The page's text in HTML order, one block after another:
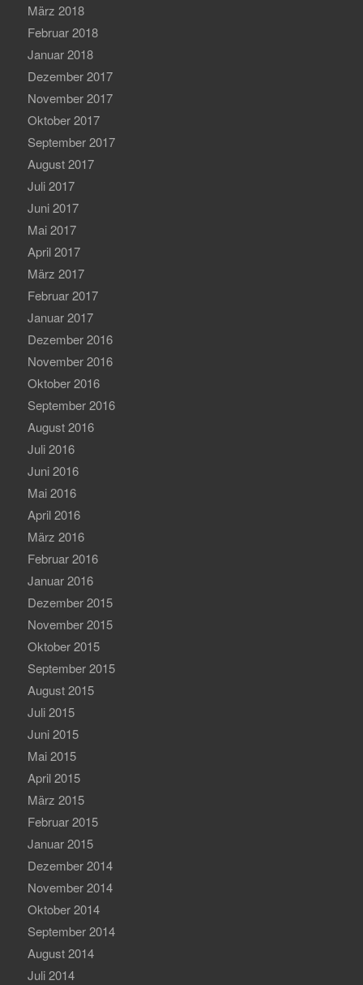
März 2018
Februar 2018
Januar 2018
Dezember 2017
November 2017
Oktober 2017
September 2017
August 2017
Juli 2017
Juni 2017
Mai 2017
April 2017
März 2017
Februar 2017
Januar 2017
Dezember 2016
November 2016
Oktober 2016
September 2016
August 2016
Juli 2016
Juni 2016
Mai 2016
April 2016
März 2016
Februar 2016
Januar 2016
Dezember 2015
November 2015
Oktober 2015
September 2015
August 2015
Juli 2015
Juni 2015
Mai 2015
April 2015
März 2015
Februar 2015
Januar 2015
Dezember 2014
November 2014
Oktober 2014
September 2014
August 2014
Juli 2014